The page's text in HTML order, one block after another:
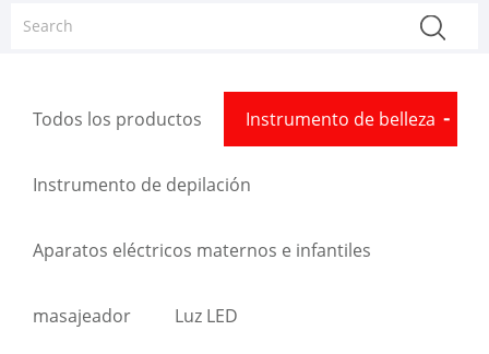
Todos los productos Instrumento de belleza
Instrumento de depilación
Aparatos eléctricos maternos e infantiles
masajeador Luz LED